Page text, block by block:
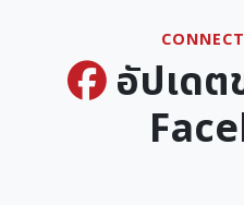
อัปเดต